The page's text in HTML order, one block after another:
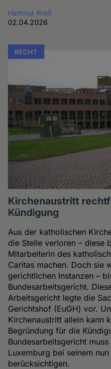
Hartmut Kreß
02.04.2026
RECHT
Kirchenaustritt
Kündigung
Aus der katholischen
die Stelle verloren – diese
Mitarbeiterin des
Caritas machen. Doch sie
gerichtlichen Instanzen –
Bundesarbeitsgericht.
Arbeitsgericht legte die
Gerichtshof (EuGH) vor.
Kirchenaustritt allein kann
Begründung für die
Bundesarbeitsgericht
Luxemburg bei seinem
berücksichtigen.